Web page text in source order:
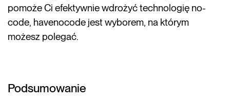
pomoże Ci efektywnie wdrożyć technologię no-
code, havenocode jest wyborem, na którym
możesz polegać.
Podsumowanie